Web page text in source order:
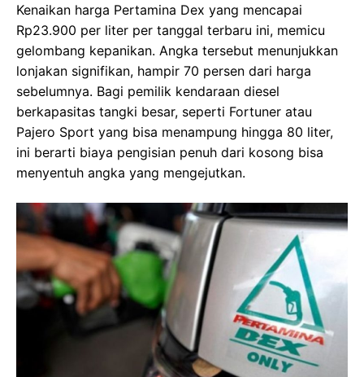
Kenaikan harga Pertamina Dex yang mencapai
Rp23.900 per liter per tanggal terbaru ini, memicu
gelombang kepanikan. Angka tersebut menunjukkan
lonjakan signifikan, hampir 70 persen dari harga
sebelumnya. Bagi pemilik kendaraan diesel
berkapasitas tangki besar, seperti Fortuner atau
Pajero Sport yang bisa menampung hingga 80 liter,
ini berarti biaya pengisian penuh dari kosong bisa
menyentuh angka yang mengejutkan.